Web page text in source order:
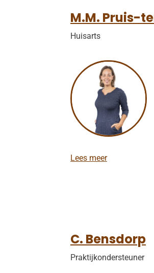
M.M. Pruis-
Huisarts
Lees meerM
s
-
t
C. Bensdorp
Praktijkondersteuner